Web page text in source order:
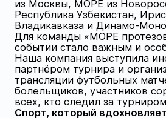
из Москвы, МОРЕ из
Республика Узбекистан,
Владикавказа и Динамо-
Для команды «МОРЕ
событии стало важным и
Наша компания выступила
партнёром турнира и
трансляции футбольных
болельщиков, участников
всех, кто следил за
Спорт, который вдохновляет